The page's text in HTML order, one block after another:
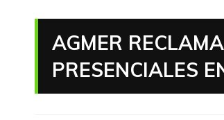
AGMER
PRESENCIALES